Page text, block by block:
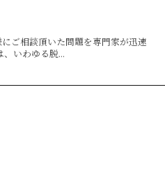
ご相談頂いた問題を専門家が迅速
いわゆる脱...